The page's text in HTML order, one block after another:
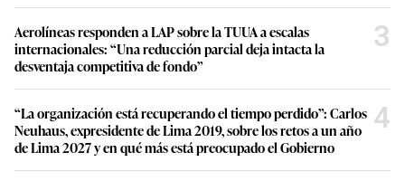
Aerolíneas responden a LAP sobre la TUUA a escalas
internacionales: “Una reducción parcial deja intacta la
desventaja competitiva de fondo”
3
“La organización está recuperando el tiempo perdido”: Carlos
Neuhaus, expresidente de Lima 2019, sobre los retos a un año
de Lima 2027 y en qué más está preocupado el Gobierno
4